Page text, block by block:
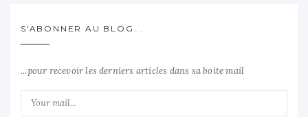
S'ABONNER AU BLOG...
...pour recevoir les derniers articles dans sa boite mail